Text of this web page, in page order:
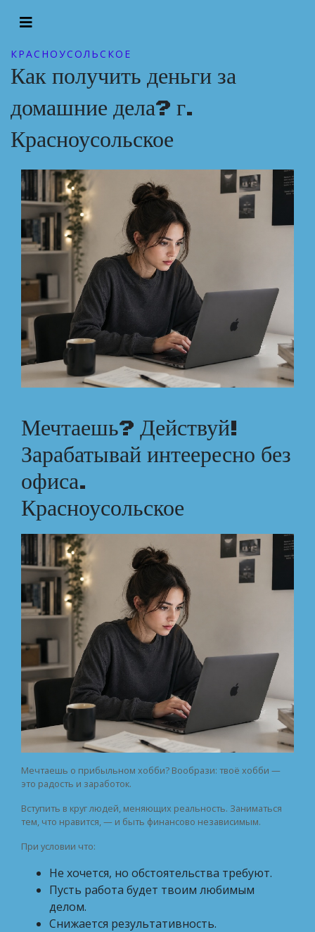
КРАСНОУСОЛЬСКОЕ
Как получить деньги за
домашние дела? г.
Красноусольское
Мечтаешь? Действуй!
Зарабатывай интеересно без
офиса.
Красноусольское
Мечтаешь о прибыльном хобби? Вообрази: твоё хобби —
это радость и заработок.
Вступить в круг людей, меняющих реальность. Заниматься
тем, что нравится, — и быть финансово независимым.
При условии что:
Не хочется, но обстоятельства требуют.
Пусть работа будет твоим любимым
делом.
Снижается результативность.